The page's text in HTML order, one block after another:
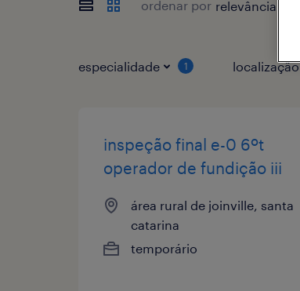
ordenar por
especialidade 1 localização
inspeção final e-0 6ºt
operador de fundição iii
área rural de joinville, santa
catarina
temporário